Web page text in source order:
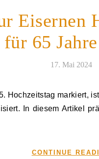
Eisernen
65
17. Mai 2024
In diesem Artikel
CONTINUE